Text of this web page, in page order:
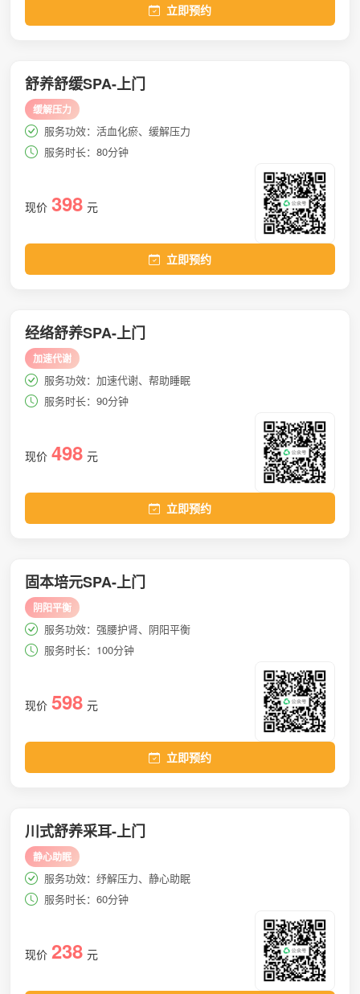
立即预约
舒养舒缓SPA-上门
缓解压力
服务功效：活血化瘀、缓解压力
服务时长：80分钟
现价 398 元
立即预约
经络舒养SPA-上门
加速代谢
服务功效：加速代谢、帮助睡眠
服务时长：90分钟
现价 498 元
立即预约
固本培元SPA-上门
阴阳平衡
服务功效：强腰护肾、阴阳平衡
服务时长：100分钟
现价 598 元
立即预约
川式舒养采耳-上门
静心助眠
服务功效：纾解压力、静心助眠
服务时长：60分钟
现价 238 元